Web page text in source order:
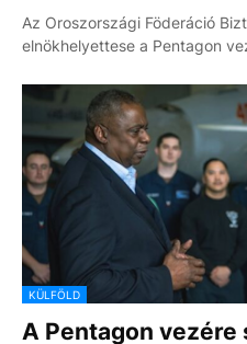
Az Oroszországi Föderáció
elnökhelyettese a Pentagon
KÜLFÖLD
A Pentagon